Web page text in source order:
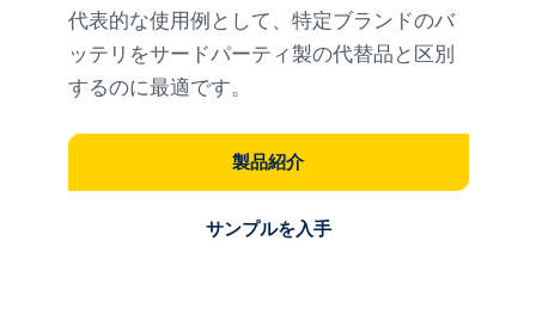
代表的な使用例として、特定ブランドのバ
ッテリをサードパーティ製の代替品と区別
するのに最適です。
製品紹介
サンプルを入手